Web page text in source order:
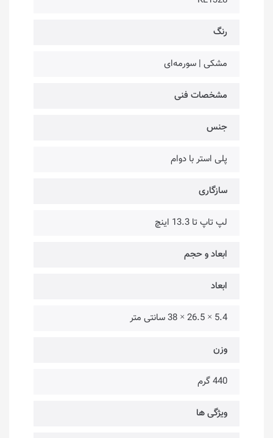
رنگ
مشکی | سورمه‌ای
مشخصات فنی
جنس
پلی استر با دوام
سازگاری
لپ تاپ تا 13.3 اینچ
ابعاد و حجم
ابعاد
5.4 × 26.5 × 38 سانتی متر
وزن
440 گرم
ویژگی ها